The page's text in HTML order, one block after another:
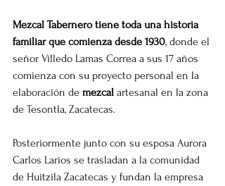
Mezcal Tabernero tiene toda una historia
familiar que comienza desde 1930, donde el
señor Villedo Lamas Correa a sus 17 años
comienza con su proyecto personal en la
elaboración de mezcal artesanal en la zona
de Tesontla, Zacatecas.
Posteriormente junto con su esposa Aurora
Carlos Larios se trasladan a la comunidad
de Huitzila Zacatecas y fundan la empresa